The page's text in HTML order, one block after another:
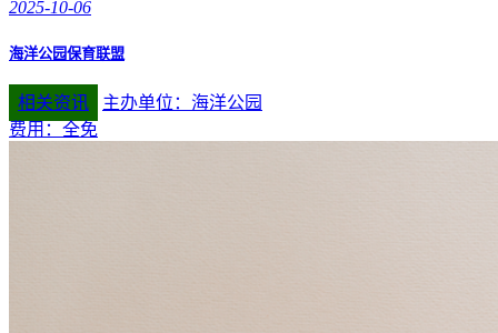
2025-10-06
海洋公园保育联盟
相关资讯
主办单位：海洋公园
费用：全免